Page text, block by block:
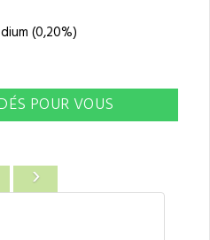
(0,20%)
POUR VOUS
›